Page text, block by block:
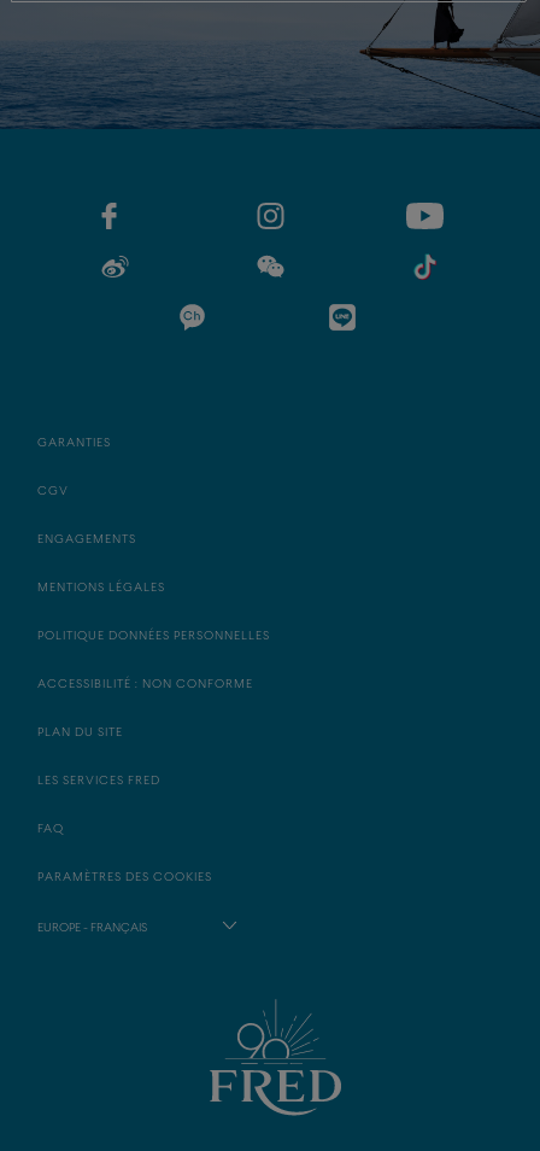
GARANTIES
CGV
ENGAGEMENTS
MENTIONS LÉGALES
POLITIQUE DONNÉES PERSONNELLES
ACCESSIBILITÉ : NON CONFORME
PLAN DU SITE
LES SERVICES FRED
FAQ
PARAMÈTRES DES COOKIES
EUROPE - FRANÇAIS